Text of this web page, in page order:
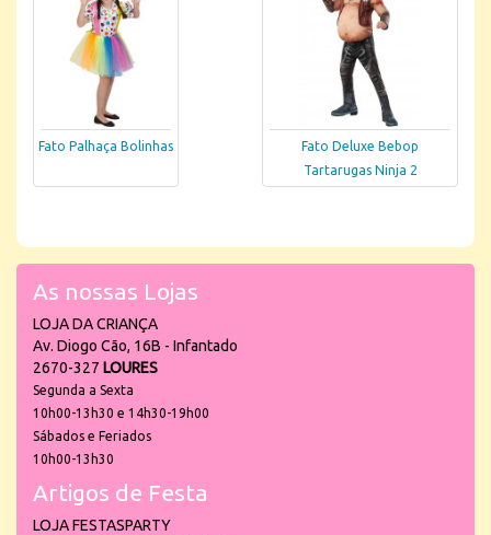
Fato Palhaça Bolinhas
Fato Deluxe Bebop
Tartarugas Ninja 2
As nossas Lojas
LOJA DA CRIANÇA
Av. Diogo Cão, 16B - Infantado
2670-327 LOURES
Segunda a Sexta
10h00-13h30 e 14h30-19h00
Sábados e Feriados
10h00-13h30
Artigos de Festa
LOJA FESTASPARTY